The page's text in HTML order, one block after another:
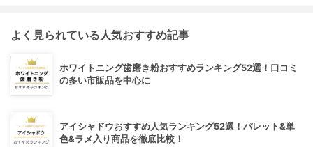
よく見られている人気おすすめ記事
ホワイトニング歯磨き粉おすすめランキング52選！口コミ
の多い市販品を中心に
アイシャドウおすすめ人気ランキング52選！パレット&単
色&ラメ入り商品を徹底比較！